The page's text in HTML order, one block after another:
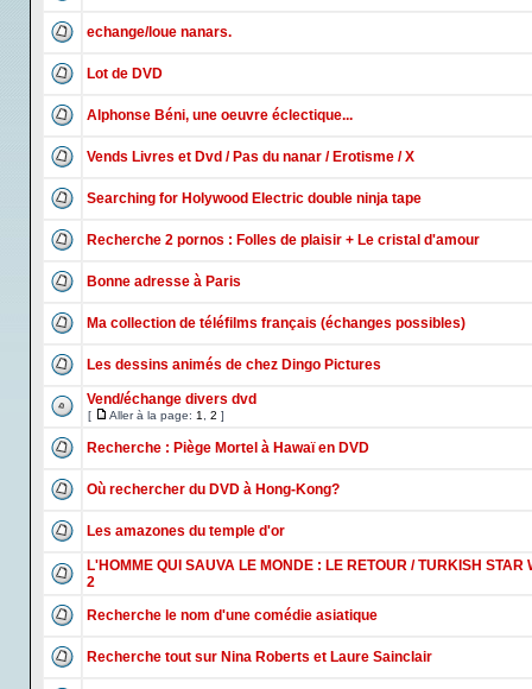
echange/loue nanars.
Lot de DVD
Alphonse Béni, une oeuvre éclectique...
Vends Livres et Dvd / Pas du nanar / Erotisme / X
Searching for Holywood Electric double ninja tape
Recherche 2 pornos : Folles de plaisir + Le cristal d'amour
Bonne adresse à Paris
Ma collection de téléfilms français (échanges possibles)
Les dessins animés de chez Dingo Pictures
Vend/échange divers dvd
[ Aller à la page: 1 2 ]
Recherche : Piège Mortel à Hawaï en DVD
Où rechercher du DVD à Hong-Kong?
Les amazones du temple d'or
L'HOMME QUI SAUVA LE MONDE : LE RETOUR / TURKISH STAR
2
Recherche le nom d'une comédie asiatique
Recherche tout sur Nina Roberts et Laure Sainclair